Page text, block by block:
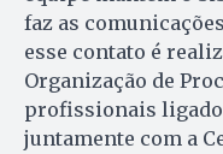
faz as
esse contato é
Organização de
profissionais
juntamente com a